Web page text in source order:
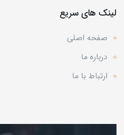
لینک های سریع
صفحه اصلی
درباره ما
ارتباط با ما